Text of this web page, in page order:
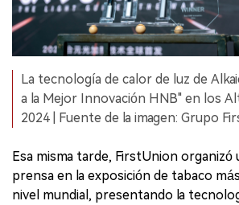
La tecnología de calor de luz de
a la Mejor Innovación HNB" en los
2024 | Fuente de la imagen: Grupo
Esa misma tarde, FirstUnion organizó
prensa en la exposición de tabaco
nivel mundial, presentando la